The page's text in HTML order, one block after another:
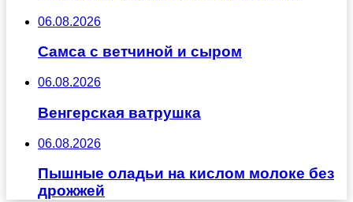
06.08.2026
Самса с ветчиной и сыром
06.08.2026
Венгерская ватрушка
06.08.2026
Пышные оладьи на кислом молоке без
дрожжей